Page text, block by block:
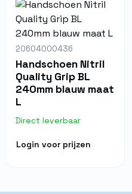
20604000436
Handschoen Nitril
Quality Grip BL
240mm blauw maat
L
Direct leverbaar
Login voor prijzen